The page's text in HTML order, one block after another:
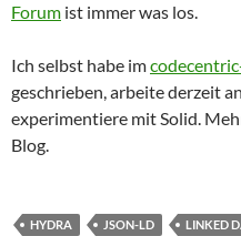
Forum ist immer was los.
Ich selbst habe im
geschrieben, arbeite derzeit
experimentiere mit Solid.
Blog.
HYDRA JSON-LD LINKED